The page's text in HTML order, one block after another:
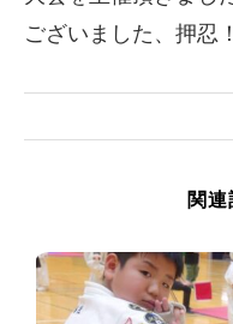
ございました、押忍！
関連